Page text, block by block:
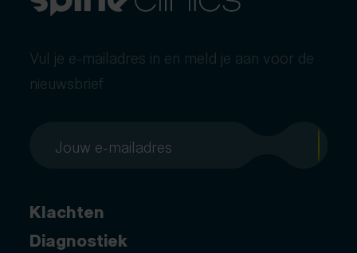
Vul je e-mailadres in en meld je aan voor de
nieuwsbrief
Klachten
Diagnostiek